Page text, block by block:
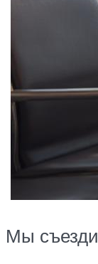
Мы